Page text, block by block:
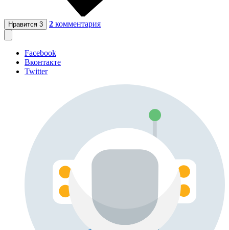
Нравится 3 2 комментария
Facebook
Вконтакте
Twitter